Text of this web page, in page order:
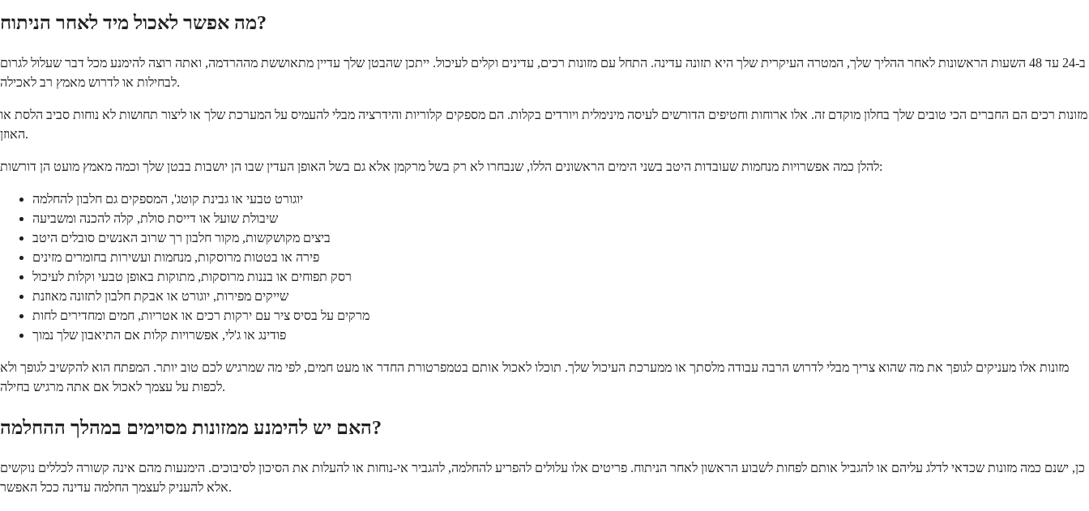
מה אפשר לאכול מיד לאחר הניתוח?
ב-24 עד 48 השעות הראשונות לאחר ההליך שלך, המטרה העיקרית שלך היא תזונה עדינה. התחל עם מזונות רכים, עדינים וקלים לעיכול. ייתכן שהבטן שלך עדיין מתאוששת מההרדמה, ואתה רוצה להימנע מכל דבר שעלול לגרום
לבחילות או לדרוש מאמץ רב לאכילה.
מזונות רכים הם החברים הכי טובים שלך בחלון מוקדם זה. אלו ארוחות וחטיפים הדורשים לעיסה מינימלית ויורדים בקלות. הם מספקים קלוריות והידרציה מבלי להעמיס על המערכת שלך או ליצור תחושות לא נוחות סביב הלסת או
האוזן.
להלן כמה אפשרויות מנחמות שעובדות היטב בשני הימים הראשונים הללו, שנבחרו לא רק בשל מרקמן אלא גם בשל האופן העדין שבו הן יושבות בבטן שלך וכמה מאמץ מועט הן דורשות:
יוגורט טבעי או גבינת קוטג', המספקים גם חלבון להחלמה
שיבולת שועל או דייסת סולת, קלה להכנה ומשביעה
ביצים מקושקשות, מקור חלבון רך שרוב האנשים סובלים היטב
פירה או בטטות מרוסקות, מנחמות ועשירות בחומרים מזינים
רסק תפוחים או בננות מרוסקות, מתוקות באופן טבעי וקלות לעיכול
שייקים מפירות, יוגורט או אבקת חלבון לתזונה מאוזנת
מרקים על בסיס ציר עם ירקות רכים או אטריות, חמים ומחדירים לחות
פודינג או ג'לי, אפשרויות קלות אם התיאבון שלך נמוך
מזונות אלו מעניקים לגופך את מה שהוא צריך מבלי לדרוש הרבה עבודה מלסתך או ממערכת העיכול שלך. תוכלו לאכול אותם בטמפרטורת החדר או מעט חמים, לפי מה שמרגיש לכם טוב יותר. המפתח הוא להקשיב לגופך ולא
לכפות על עצמך לאכול אם אתה מרגיש בחילה.
האם יש להימנע ממזונות מסוימים במהלך ההחלמה?
כן, ישנם כמה מזונות שכדאי לדלג עליהם או להגביל אותם לפחות לשבוע הראשון לאחר הניתוח. פריטים אלו עלולים להפריע להחלמה, להגביר אי-נוחות או להעלות את הסיכון לסיבוכים. הימנעות מהם אינה קשורה לכללים נוקשים
אלא להעניק לעצמך החלמה עדינה ככל האפשר.